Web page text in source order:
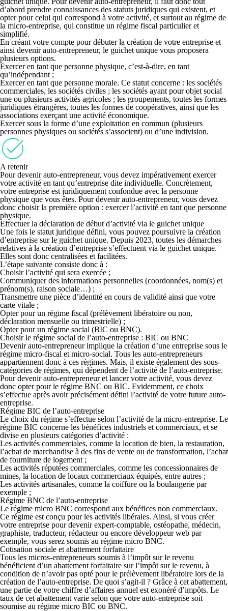
d’abord prendre connaissances des statuts juridiques qui existent, et
opter pour celui qui correspond à votre activité, et surtout au régime de
la micro-entreprise, qui constitue un régime fiscal particulier et
simplifié.
En créant votre compte pour débuter la création de votre entreprise et
ainsi devenir auto-entrepreneur, le guichet unique vous proposera
plusieurs options.
Exercer en tant que personne physique, c’est-à-dire, en tant
qu’indépendant ;
Exercer en tant que personne morale. Ce statut concerne : les sociétés
commerciales, les sociétés civiles ; les sociétés ayant pour objet social
une ou plusieurs activités agricoles ; les groupements, toutes les formes
juridiques étrangères, toutes les formes de coopératives, ainsi que les
associations exerçant une activité économique.
Exercer sous la forme d’une exploitation en commun (plusieurs
personnes physiques ou sociétés s’associent) ou d’une indivision.
A retenir
Pour devenir auto-entrepreneur, vous devez impérativement exercer
votre activité en tant qu’entreprise dite individuelle. Concrètement,
votre entreprise est juridiquement confondue avec la personne
physique que vous êtes. Pour devenir auto-entrepreneur, vous devez
donc choisir la première option : exercer l’activité en tant que personne
physique.
Effectuer la déclaration de début d’activité via le guichet unique
Une fois le statut juridique défini, vous pouvez poursuivre la création
d’entreprise sur le guichet unique. Depuis 2023, toutes les démarches
relatives à la création d’entreprise s’effectuent via le guichet unique.
Elles sont donc centralisées et facilitées.
L’étape suivante consiste donc à :
Choisir l’activité qui sera exercée ;
Communiquer des informations personnelles (coordonnées, nom(s) et
prénom(s), raison sociale…) ;
Transmettre une pièce d’identité en cours de validité ainsi que votre
carte vitale ;
Opter pour un régime fiscal (prélèvement libératoire ou non,
déclaration mensuelle ou trimestrielle) ;
Opter pour un régime social (BIC ou BNC).
Choisir le régime social de l’auto-entreprise : BIC ou BNC
Devenir auto-entrepreneur implique la création d’une entreprise sous le
régime micro-fiscal et micro-social. Tous les auto-entrepreneurs
appartiennent donc à ces régimes. Mais, il existe également des sous-
catégories de régimes, qui dépendent de l’activité de l’auto-entreprise.
Pourdevenir auto-entrepreneur et lancer votre activité, vous devez
donc opter pour le régime BNC ou BIC. Evidemment, ce choix
s’effectue après avoir précisément défini l’activité de votre future auto-
entreprise.
Régime BIC de l’auto-entreprise
Le choix du régime s’effectue selon l’activité de la micro-entreprise. Le
régime BIC concerne les bénéfices industriels et commerciaux, et se
divise en plusieurs catégories d’activité :
Les activités commerciales, comme la location de bien, la restauration,
l’achat de marchandise à des fins de vente ou de transformation, l’achat
de fourniture de logement ;
Les activités réputées commerciales, comme les concessionnaires de
mines, la location de locaux commerciaux équipés, entre autres ;
Les activités artisanales, comme la coiffure ou la boulangerie par
exemple ;
Régime BNC de l’auto-entreprise
Le régime micro BNC correspond aux bénéfices non commerciaux.
Ce régime est conçu pour les activités libérales. Ainsi, si vous créer
votre entreprise pour devenir expert-comptable, ostéopathe, médecin,
graphiste, traducteur, rédacteur ou encore développeur web par
exemple, vous serez soumis au régime micro BNC.
Cotisation sociale et abattement forfaitaire
Tous les micros-entrepreneurs soumis à l’impôt sur le revenu
bénéficient d’un abattement forfaitaire sur l’impôt sur le revenu, à
condition de n’avoir pas opté pour le prélèvement libératoire lors de la
création de l’auto-entreprise. De quoi s’agit-il ? Grâce à cet abattement,
une partie de votre chiffre d’affaires annuel est exonéré d’impôts. Le
taux de cet abattement varie selon que votre auto-entreprise soit
soumise au régime micro BIC ou BNC.